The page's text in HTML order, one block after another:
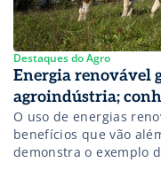
Destaques do Agro
Energia renovável
agroindústria;
O uso de energias
benefícios que vão
demonstra o exemplo